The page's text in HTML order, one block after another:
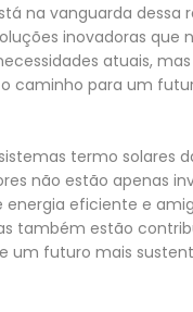
na vanguarda dessa
inovadoras que
atuais,
caminho para um
termo solares
não estão apenas
eficiente e
também estão
um futuro mais